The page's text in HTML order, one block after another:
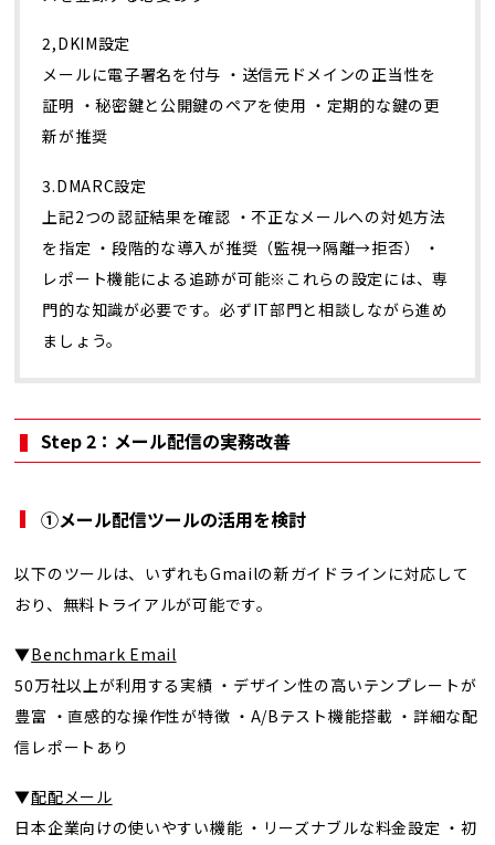
2,DKIM設定
メールに電子署名を付与 ・送信元ドメインの正当性を
証明 ・秘密鍵と公開鍵のペアを使用 ・定期的な鍵の更
新が推奨
3.DMARC設定
上記2つの認証結果を確認 ・不正なメールへの対処方法
を指定 ・段階的な導入が推奨（監視→隔離→拒否） ・
レポート機能による追跡が可能※これらの設定には、専
門的な知識が必要です。必ずIT部門と相談しながら進め
ましょう。
Step 2：メール配信の実務改善
①メール配信ツールの活用を検討
以下のツールは、いずれもGmailの新ガイドラインに対応して
おり、無料トライアルが可能です。
▼Benchmark Email
50万社以上が利用する実績 ・デザイン性の高いテンプレートが
豊富 ・直感的な操作性が特徴 ・A/Bテスト機能搭載 ・詳細な配
信レポートあり
▼配配メール
日本企業向けの使いやすい機能 ・リーズナブルな料金設定 ・初